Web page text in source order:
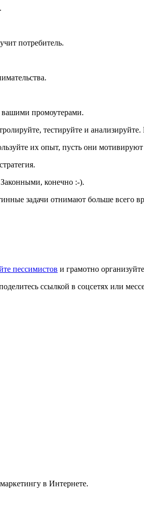
потребитель.
вашими промоутерами.
тестируйте и
их опыт, пусть они мотивируют
конечно :-).
задачи отнимают больше всего
пессимистов и грамотно
ссылкой в соцсетях или
в Интернете.